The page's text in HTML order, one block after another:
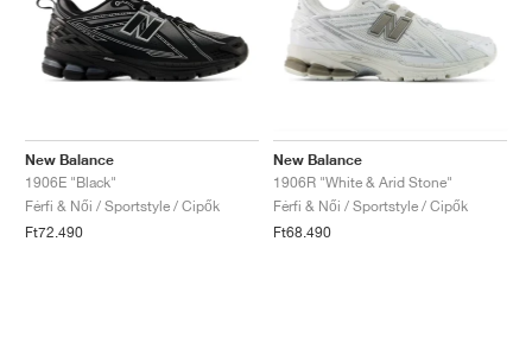
New Balance
1906E "Black"
Férfi & Női / Sportstyle / Cipők
Ft72.490
New Balance
1906R "White & Arid Stone"
Férfi & Női / Sportstyle / Cipők
Ft68.490